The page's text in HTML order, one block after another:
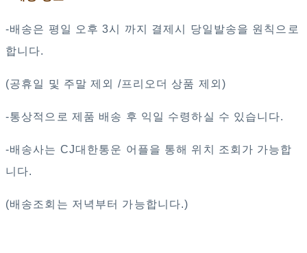
-배송은 평일 오후 3시 까지 결제시 당일발송을 원칙으로
합니다.
(공휴일 및 주말 제외 /프리오더 상품 제외)
-통상적으로 제품 배송 후 익일 수령하실 수 있습니다.
-배송사는 CJ대한통운 어플을 통해 위치 조회가 가능합
니다.
(배송조회는 저녁부터 가능합니다.)